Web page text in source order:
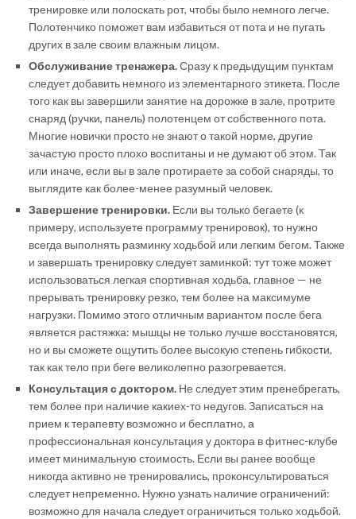
тренировке или полоскать рот, чтобы было немного легче.
Полотенчико поможет вам избавиться от пота и не пугать
других в зале своим влажным лицом.
Обслуживание тренажера.Сразу к предыдущим пунктам
следует добавить немного из элементарного этикета. После
того как вы завершили занятие на дорожке в зале, протрите
снаряд (ручки, панель) полотенцем от собственного пота.
Многие новички просто не знают о такой норме, другие
зачастую просто плохо воспитаны и не думают об этом. Так
или иначе, если вы в зале протираете за собой снаряды, то
выглядите как более-менее разумный человек.
Завершение тренировки.Если вы только бегаете (к
примеру, используете программу тренировок), то нужно
всегда выполнять разминку ходьбой или легким бегом. Также
и завершать тренировку следует заминкой: тут тоже может
использоваться легкая спортивная ходьба, главное — не
прерывать тренировку резко, тем более на максимуме
нагрузки. Помимо этого отличным вариантом после бега
является растяжка: мышцы не только лучше восстановятся,
но и вы сможете ощутить более высокую степень гибкости,
так как тело при беге великолепно разогревается.
Консультация с доктором.Не следует этим пренебрегать,
тем более при наличие какиех-то недугов. Записаться на
прием к терапевту возможно и бесплатно, а
профессиональная консультация у доктора в фитнес-клубе
имеет минимальную стоимость. Если вы ранее вообще
никогда активно не тренировались, проконсультироваться
следует непременно. Нужно узнать наличие ограничений:
возможно для начала следует ограничиться только ходьбой.